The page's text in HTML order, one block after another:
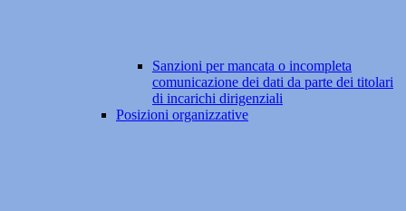
Sanzioni per mancata o incompleta
comunicazione dei dati da parte dei titolari
di incarichi dirigenziali
Posizioni organizzative